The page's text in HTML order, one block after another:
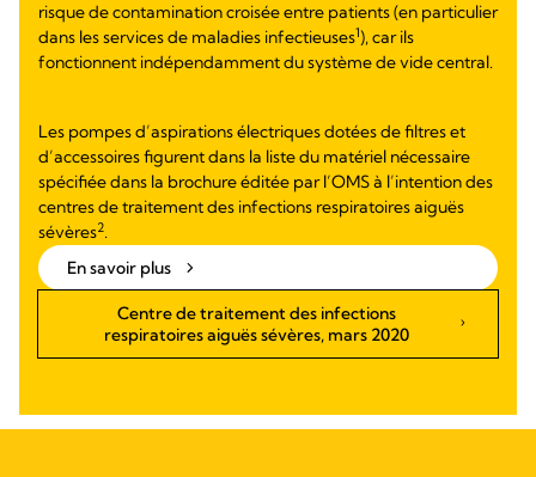
risque de contamination croisée entre patients (en particulier
dans les services de maladies infectieuses1), car ils
fonctionnent indépendamment du système de vide central.
Les pompes d’aspirations électriques dotées de filtres et
d’accessoires figurent dans la liste du matériel nécessaire
spécifiée dans la brochure éditée par l’OMS à l’intention des
centres de traitement des infections respiratoires aiguës
sévères2.
En savoir plus
Centre de traitement des infections
respiratoires aiguës sévères, mars 2020